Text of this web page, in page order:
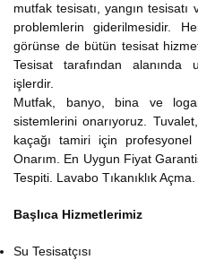
mutfak tesisatı, yangın
problemlerin giderilmesidir.
görünse de bütün tesisat
Tesisat tarafından alanında
işlerdir.
Mutfak, banyo, bina ve
sistemlerini onarıyoruz.
kaçağı tamiri için
Onarım. En Uygun Fiyat
Tespiti. Lavabo Tıkanıklık Açma.
Başlıca Hizmetlerimiz
Su Tesisatçısı